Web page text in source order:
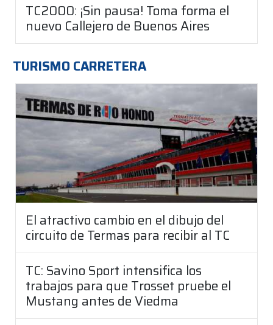
TC2000: ¡Sin pausa! Toma forma el
nuevo Callejero de Buenos Aires
TURISMO CARRETERA
El atractivo cambio en el dibujo del
circuito de Termas para recibir al TC
TC: Savino Sport intensifica los
trabajos para que Trosset pruebe el
Mustang antes de Viedma